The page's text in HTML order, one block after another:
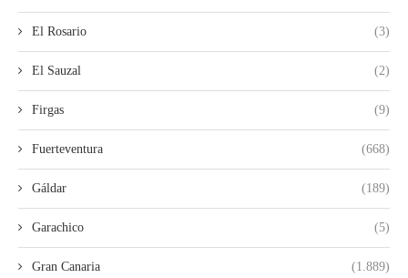
El Rosario (3)
El Sauzal (2)
Firgas (9)
Fuerteventura (668)
Gáldar (189)
Garachico (5)
Gran Canaria (1.889)